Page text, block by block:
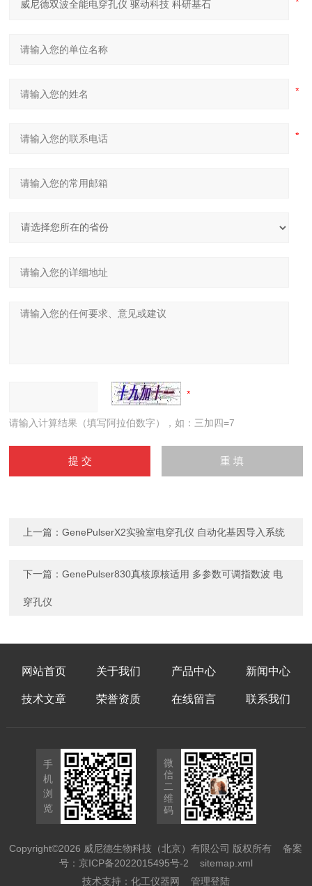
请输入计算结果（填写阿拉伯数字），如：三加四=7
上一篇：GenePulserX2实验室电穿孔仪 自动化基因导入系统
下一篇：GenePulser830真核原核适用 多参数可调指数波 电
穿孔仪
网站首页 关于我们 产品中心 新闻中心
技术文章 荣誉资质 在线留言 联系我们
手
机
浏
览
微
信
二
维
码
Copyright©2026 威尼德生物科技（北京）有限公司 版权所有备案
号：京ICP备2022015495号-2
sitemap.xml
技术支持： 化工仪器网 管理登陆